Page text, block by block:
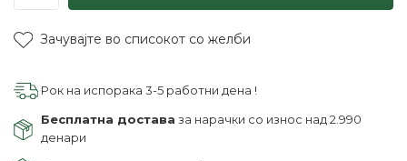
Зачувајте во списокот со желби
Рок на испорака 3-5 работни дена !
Бесплатна достава за нарачки со износ над 2.990
денари